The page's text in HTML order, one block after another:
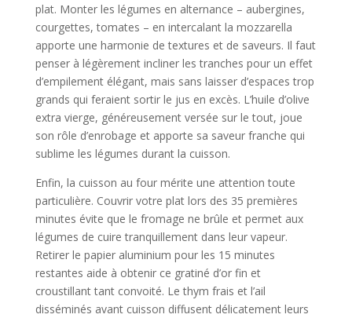
plat. Monter les légumes en alternance – aubergines,
courgettes, tomates – en intercalant la mozzarella
apporte une harmonie de textures et de saveurs. Il faut
penser à légèrement incliner les tranches pour un effet
d’empilement élégant, mais sans laisser d’espaces trop
grands qui feraient sortir le jus en excès. L’huile d’olive
extra vierge, généreusement versée sur le tout, joue
son rôle d’enrobage et apporte sa saveur franche qui
sublime les légumes durant la cuisson.
Enfin, la cuisson au four mérite une attention toute
particulière. Couvrir votre plat lors des 35 premières
minutes évite que le fromage ne brûle et permet aux
légumes de cuire tranquillement dans leur vapeur.
Retirer le papier aluminium pour les 15 minutes
restantes aide à obtenir ce gratiné d’or fin et
croustillant tant convoité. Le thym frais et l’ail
disséminés avant cuisson diffusent délicatement leurs